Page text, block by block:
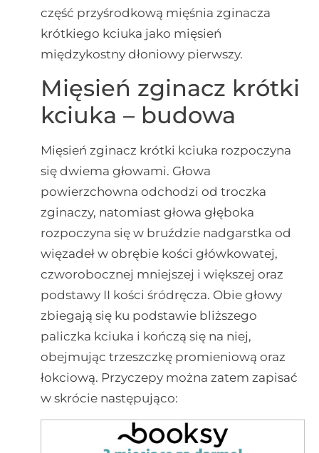
część przyśrodkową mięśnia zginacza
krótkiego kciuka jako mięsień
międzykostny dłoniowy pierwszy.
Mięsień zginacz krótki
kciuka – budowa
Mięsień zginacz krótki kciuka rozpoczyna
się dwiema głowami. Głowa
powierzchowna odchodzi od troczka
zginaczy, natomiast głowa głęboka
rozpoczyna się w bruździe nadgarstka od
więzadeł w obrębie kości główkowatej,
czworobocznej mniejszej i większej oraz
podstawy II kości śródręcza. Obie głowy
zbiegają się ku podstawie bliższego
paliczka kciuka i kończą się na niej,
obejmując trzeszczkę promieniową oraz
łokciową. Przyczepy można zatem zapisać
w skrócie następująco: